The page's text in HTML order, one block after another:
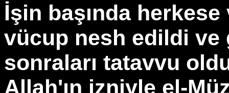
İşin başında
vücup nesh edildi ve
sonraları tatavvu
Allah'ın izniyle el-